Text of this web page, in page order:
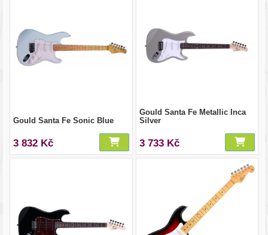
Gould Santa Fe Sonic Blue
3 832 Kč
Gould Santa Fe Metallic Inca
Silver
3 733 Kč